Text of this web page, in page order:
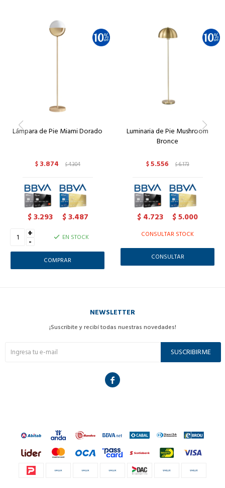
Lámpara de Pie Miami Dorado
$ 3.874 $4.304
$3.293 $3.487
+
- EN STOCK
Luminaria de Pie Mushroom
Bronce
$5.556 $6.173
$ 4.723 $5.000
CONSULTAR STOCK
CONSULTAR
NEWSLETTER
¡Suscribite y recibí todas nuestras novedades!
SUSCRIBIRME
